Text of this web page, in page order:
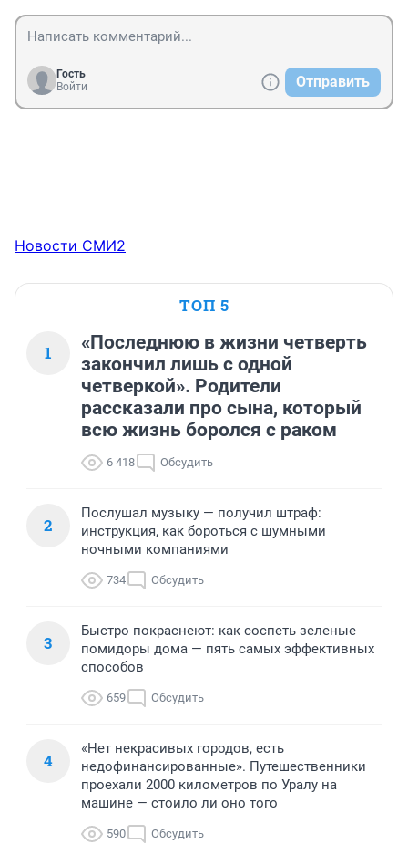
Гость
Войти
Отправить
Новости СМИ2
ТОП 5
1
«Последнюю в жизни четверть
закончил лишь с одной
четверкой». Родители
рассказали про сына, который
всю жизнь боролся с раком
6 418 Обсудить
2
Послушал музыку — получил штраф:
инструкция, как бороться с шумными
ночными компаниями
734 Обсудить
3
Быстро покраснеют: как соспеть зеленые
помидоры дома — пять самых эффективных
способов
659 Обсудить
4
«Нет некрасивых городов, есть
недофинансированные». Путешественники
проехали 2000 километров по Уралу на
машине — стоило ли оно того
590 Обсудить